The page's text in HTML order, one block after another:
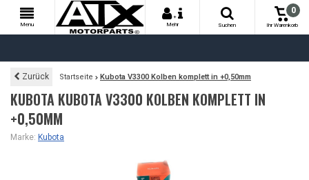
Menu
+
Mehr
Suchen
0
Ihr Warenkorb
Zurück Startseite Kubota V3300 Kolben komplett in +0,50mm
KUBOTA KUBOTA V3300 KOLBEN KOMPLETT IN
+0,50MM
Marke: Kubota